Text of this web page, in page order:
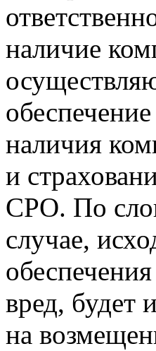
наличие
наличия
и
СРО. По
случае,
вред, будет
на